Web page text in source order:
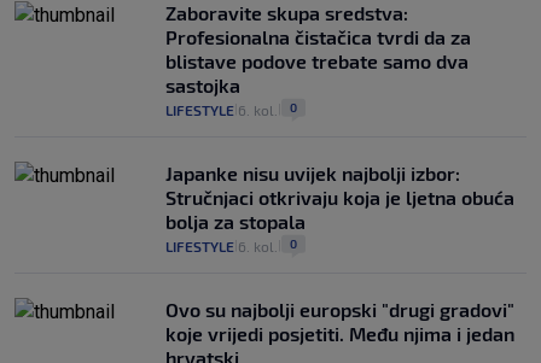
Zaboravite skupa sredstva:
Profesionalna čistačica tvrdi da za
blistave podove trebate samo dva
sastojka
LIFESTYLE 6. kol. 0
Japanke nisu uvijek najbolji izbor:
Stručnjaci otkrivaju koja je ljetna obuća
bolja za stopala
LIFESTYLE 6. kol. 0
Ovo su najbolji europski "drugi gradovi"
koje vrijedi posjetiti. Među njima i jedan
hrvatski